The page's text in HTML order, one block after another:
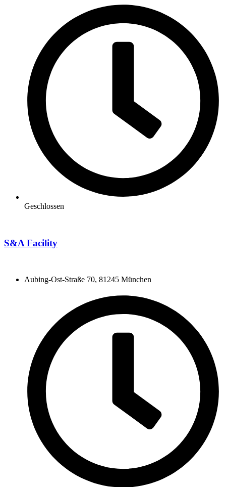
Geschlossen
S&A Facility
Aubing-Ost-Straße 70, 81245 München